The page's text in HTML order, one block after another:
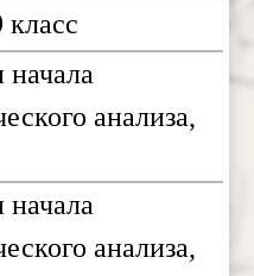
класс
начала
анализа,
начала
анализа,